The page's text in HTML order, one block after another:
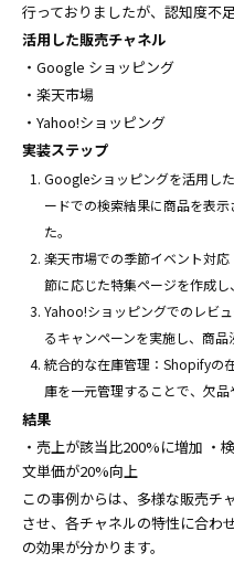
行っておりましたが、認知度不
活用した販売チャネル
・Google ショッピング
・楽天市場
・Yahoo!ショッピング
実装ステップ
Googleショッピングを活用し
ードでの検索結果に商品を表
た。
楽天市場での季節イベント対
節に応じた特集ページを作成し
Yahoo!ショッピングでのレビ
るキャンペーンを実施し、商品
統合的な在庫管理：Shopifyの
庫を一元管理することで、欠品
結果
・売上が該当比200%に増加 ・
文単価が20%向上
この事例からは、多様な販売チ
させ、各チャネルの特性に合わ
の効果が分かります。